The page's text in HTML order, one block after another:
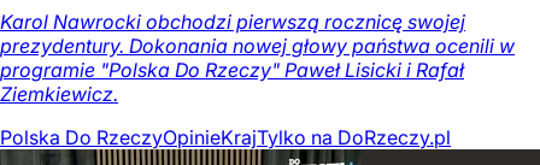
Karol Nawrocki obchodzi pierwszą rocznicę swojej
prezydentury. Dokonania nowej głowy państwa ocenili w
programie "Polska Do Rzeczy" Paweł Lisicki i Rafał
Ziemkiewicz.
Polska Do RzeczyOpinieKrajTylko na DoRzeczy.pl